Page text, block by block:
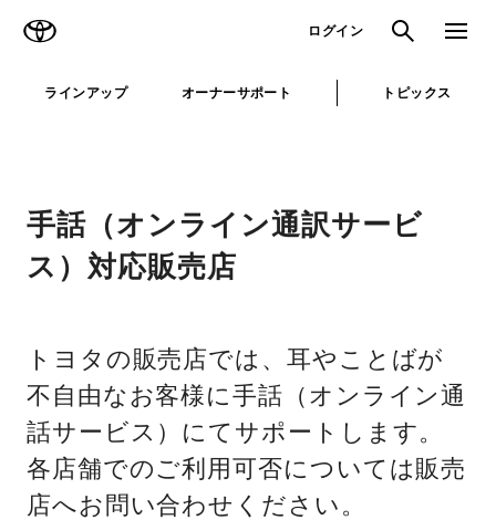
ログイン 検索 メニュ
ラインアップ オーナーサポート トピックス
手話（オンライン通訳サービ
ス）対応販売店
トヨタの販売店では、耳やことばが
不自由なお客様に手話（オンライン通
話サービス）にてサポートします。
各店舗でのご利用可否については販売
店へお問い合わせください。